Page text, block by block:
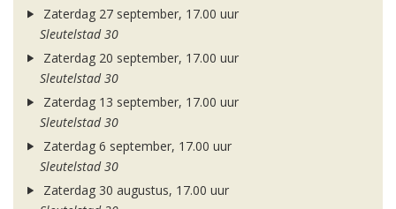
Zaterdag 27 september, 17.00 uur
Sleutelstad 30
Zaterdag 20 september, 17.00 uur
Sleutelstad 30
Zaterdag 13 september, 17.00 uur
Sleutelstad 30
Zaterdag 6 september, 17.00 uur
Sleutelstad 30
Zaterdag 30 augustus, 17.00 uur